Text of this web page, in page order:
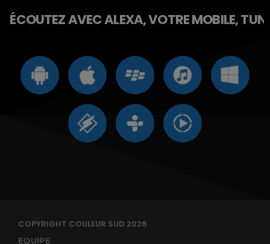
ÉCOUTEZ AVEC ALEXA, VOTRE MOBILE,
COPYRIGHT COULEUR SUD 2026
EQUIPE